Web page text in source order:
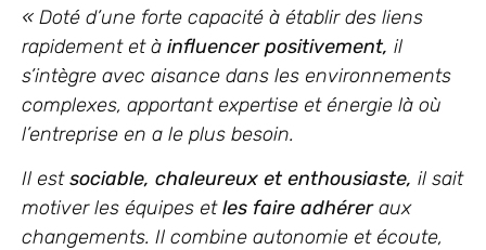
« Doté d’une forte capacité à établir des liens
rapidement et à influencer positivement, il
s’intègre avec aisance dans les environnements
complexes, apportant expertise et énergie là où
l’entreprise en a le plus besoin.
Il estsociable, chaleureux et enthousiaste, il sait
motiver les équipes etles faire adhéreraux
changements. Il combine autonomie et écoute,